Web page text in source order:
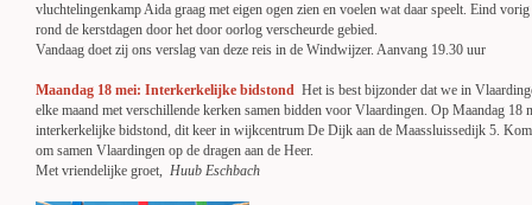
vluchtelingenkamp Aida graag met eigen ogen zien en voelen wat daar speelt. Eind
rond de kerstdagen door het door oorlog verscheurde gebied.
Vandaag doet zij ons verslag van deze reis in de Windwijzer. Aanvang 19.30 uur
Maandag 18 mei: Interkerkelijke bidstond Het is best bijzonder dat we in
elke maand met verschillende kerken samen bidden voor Vlaardingen. Op Maandag 18
interkerkelijke bidstond, dit keer in wijkcentrum De Dijk aan de Maassluissedijk 5.
om samen Vlaardingen op de dragen aan de Heer.
Met vriendelijke groet, Huub Eschbach